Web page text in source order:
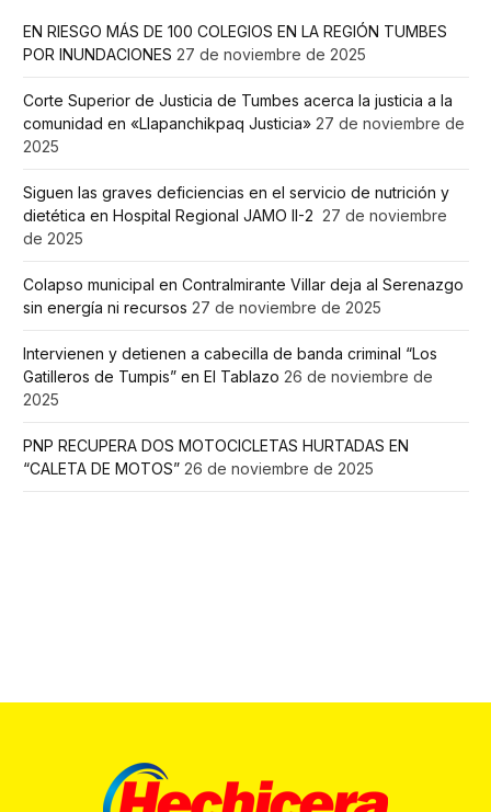
EN RIESGO MÁS DE 100 COLEGIOS EN LA REGIÓN TUMBES
POR INUNDACIONES 27 de noviembre de 2025
Corte Superior de Justicia de Tumbes acerca la justicia a la
comunidad en «Llapanchikpaq Justicia» 27 de noviembre de
2025
Siguen las graves deficiencias en el servicio de nutrición y
dietética en Hospital Regional JAMO II-2 27 de noviembre
de 2025
Colapso municipal en Contralmirante Villar deja al Serenazgo
sin energía ni recursos 27 de noviembre de 2025
Intervienen y detienen a cabecilla de banda criminal “Los
Gatilleros de Tumpis” en El Tablazo 26 de noviembre de
2025
PNP RECUPERA DOS MOTOCICLETAS HURTADAS EN
“CALETA DE MOTOS” 26 de noviembre de 2025